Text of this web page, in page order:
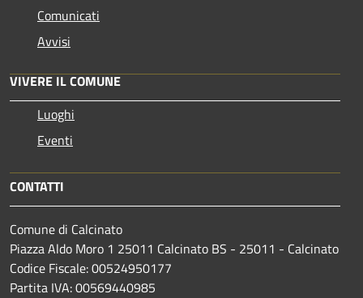
Comunicati
Avvisi
VIVERE IL COMUNE
Luoghi
Eventi
CONTATTI
Comune di Calcinato
Piazza Aldo Moro 1 25011 Calcinato BS - 25011 - Calcinato
Codice Fiscale: 00524950177
Partita IVA: 00569440985